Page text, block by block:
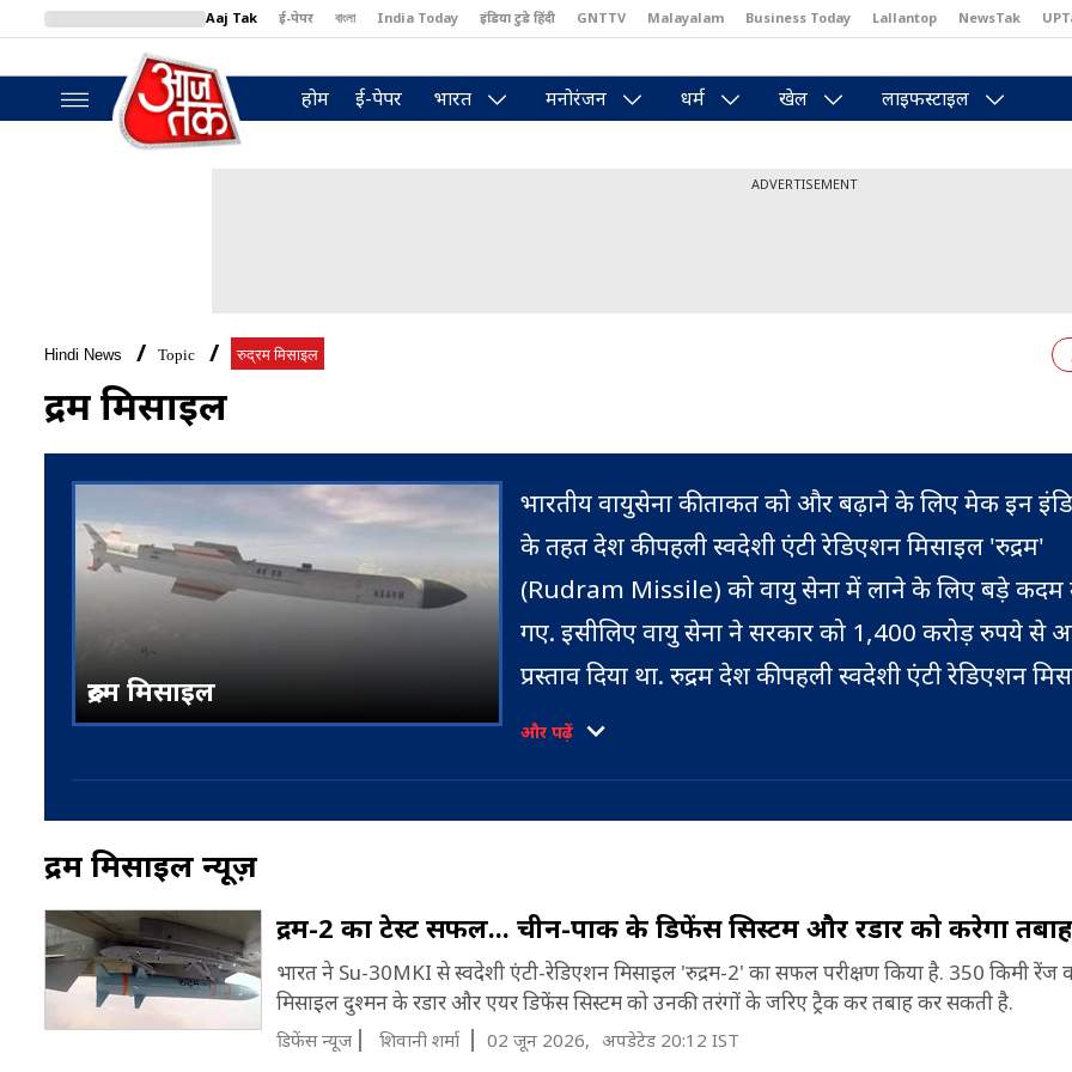
Aaj Tak ई-पेपर বাংলা India Today इंडिया टुडे हिंदी GNTTV Malayalam Business Today Lallantop NewsTak
BT Bazaar
होम ई-पेपर भारत मनोरंजन धर्म खेल लाइफस्टाइल
ADVERTISEMENT
Hindi News Topic रुद्रम मिसाइल
रुद्रम मिसाइल
रुद्रम मिसाइल
भारतीय वायुसेना की ताकत को और बढ़ाने के लिए मेक इन
के तहत देश की पहली स्वदेशी एंटी रेडिएशन मिसाइल 'रुद्रम'
(Rudram Missile) को वायु सेना में लाने के लिए बड़े कदम
गए. इसीलिए वायु सेना ने सरकार को 1,400 करोड़ रुपये से
प्रस्ताव दिया था. रुद्रम देश की पहली स्वदेशी एंटी रेडिएशन
रुद्रम-1 का 9 अक्टूबर 2020 को पहली बार एंटी-रेडिएशन मोड
खिलाफ सुखोई-30 फाइटर जेट से दागा गया था. इसे सुखोई-
गई ये अपने तरह भी पहली मिसाइल है. इसे किसी भी ऊंचाई से
सकता है. मिसाइल का सिग्नल और रेडिएशन सिस्टम भी बड़ा
परीक्षण के बाद इसका निर्माण भारत डायनेमिक्स लिमिटेड और
इलेक्ट्रॉनिक्स लिमिटेड द्वारा संयुक्त रूप से किया जाएगा.
बड़े पैमाने पर उत्पादन के लिए विकास सह उत्पादन भागीदार
और पढ़ें
रुद्रम मिसाइल न्यूज़
रुद्रम-2 का टेस्ट सफल... चीन-पाक के डिफेंस सिस्टम और रडार को करेगा तबाह
भारत ने Su-30MKI से स्वदेशी एंटी-रेडिएशन मिसाइल 'रुद्रम-2' का सफल परीक्षण किया है. 350 किमी रेंज
मिसाइल दुश्मन के रडार और एयर डिफेंस सिस्टम को उनकी तरंगों के जरिए ट्रैक कर तबाह कर सकती है.
डिफेंस न्यूज शिवानी शर्मा 02 जून 2026, अपडेटेड 20:12 IST